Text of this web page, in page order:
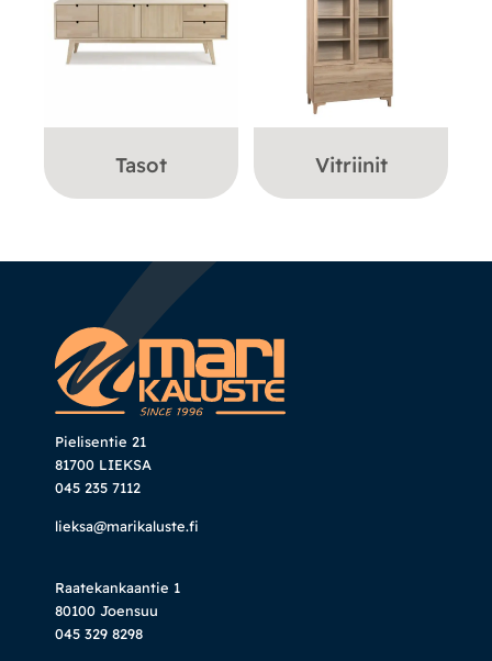
Tasot Vitriinit
Pielisentie 21
81700 LIEKSA
045 235 7112
lieksa@marikaluste.fi
Raatekankaantie 1
80100 Joensuu
045 329 8298